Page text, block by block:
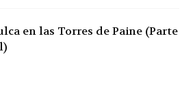
en las Torres de Paine (Parte